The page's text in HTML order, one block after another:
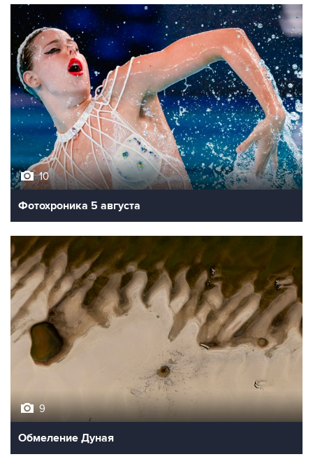
10
Фотохроника 5 августа
9
Обмеление Дуная